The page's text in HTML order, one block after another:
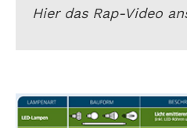
Hier das Rap-Video